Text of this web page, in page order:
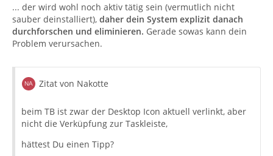
... der wird wohl noch aktiv tätig sein (vermutlich nicht
sauber deinstalliert), daher dein System explizit danach
durchforschen und eliminieren. Gerade sowas kann dein
Problem verursachen.
Zitat von Nakotte
beim TB ist zwar der Desktop Icon aktuell verlinkt, aber
nicht die Verküpfung zur Taskleiste,
hättest Du einen Tipp?